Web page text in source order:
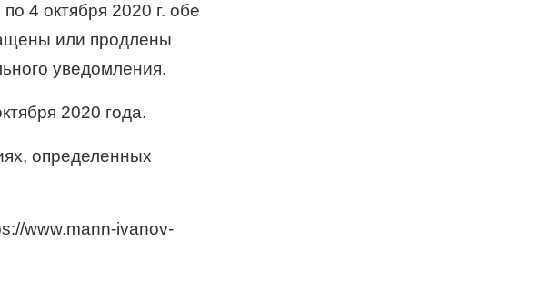
4 октября 2020 г. обе
или продлены
уведомления.
2020 года.
определенных
www.mann-ivanov-